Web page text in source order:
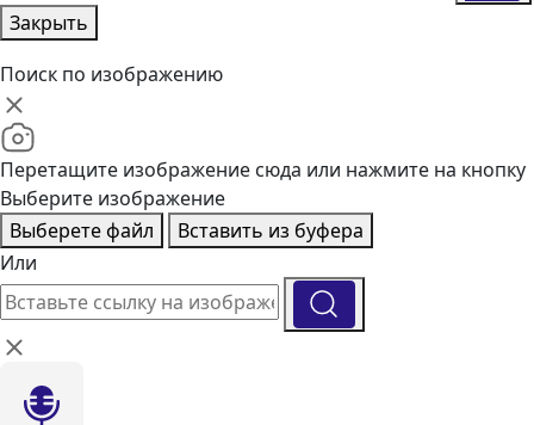
Закрыть
Поиск по изображению
Перетащите изображение сюда или нажмите на кнопку
Выберите изображение
Выберете файл
Вставить из буфера
Или